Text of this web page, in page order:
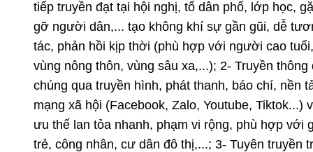
tiếp truyền đạt tại hội nghị, tổ dân phố, lớp học,
gỡ người dân,... tạo không khí sự gần gũi, dễ
tác, phản hồi kịp thời (phù hợp với người cao tuổi,
vùng nông thôn, vùng sâu xa,...); 2- Truyền thông
chúng qua truyền hình, phát thanh, báo chí, nền
mạng xã hội (Facebook, Zalo, Youtube, Tiktok...)
ưu thế lan tỏa nhanh, phạm vi rộng, phù hợp với
trẻ, công nhân, cư dân đô thị,...; 3- Tuyên truyền